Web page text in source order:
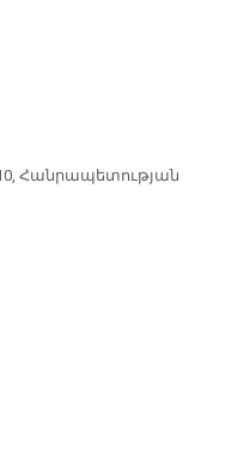
Հանրապետության